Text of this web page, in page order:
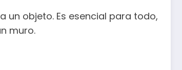
un objeto. Es esencial para todo,
muro.